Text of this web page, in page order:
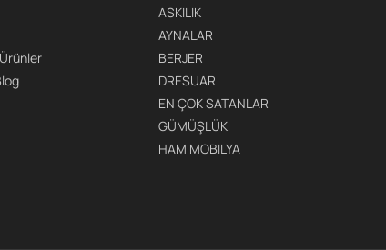
ASKILIK
AYNALAR
BERJER
DRESUAR
EN ÇOK SATANLAR
GÜMÜŞLÜK
HAM MOBILYA